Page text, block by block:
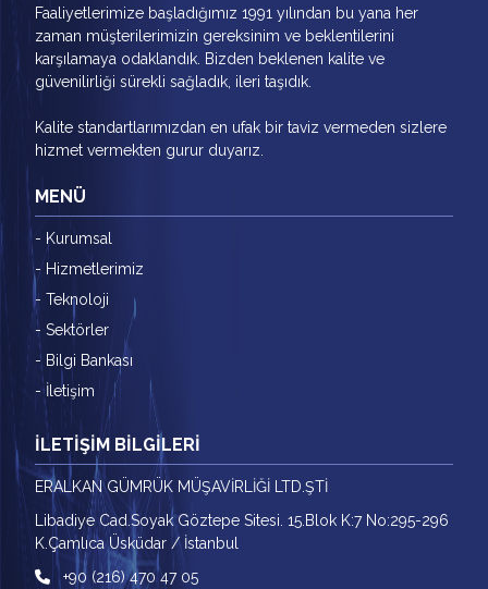
Faaliyetlerimize başladığımız 1991 yılından bu yana her
zaman müşterilerimizin gereksinim ve beklentilerini
karşılamaya odaklandık. Bizden beklenen kalite ve
güvenilirliği sürekli sağladık, ileri taşıdık.
Kalite standartlarımızdan en ufak bir taviz vermeden sizlere
hizmet vermekten gurur duyarız.
MENÜ
- Kurumsal
- Hizmetlerimiz
- Teknoloji
- Sektörler
- Bilgi Bankası
- İletişim
İLETİŞİM BİLGİLERİ
ERALKAN GÜMRÜK MÜŞAVİRLİĞİ LTD.ŞTİ
Libadiye Cad.Soyak Göztepe Sitesi. 15.Blok K:7 No:295-296
K.Çamlıca Üsküdar / İstanbul
+90 (216) 470 47 05